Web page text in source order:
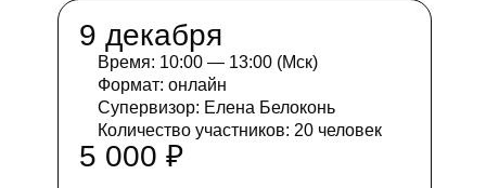
9 декабря
Время: 10:00 — 13:00 (Мск)
Формат: онлайн
Супервизор: Елена Белоконь
Количество участников: 20 человек
5 000 ₽